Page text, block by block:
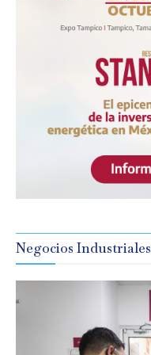
Negocios Industriales